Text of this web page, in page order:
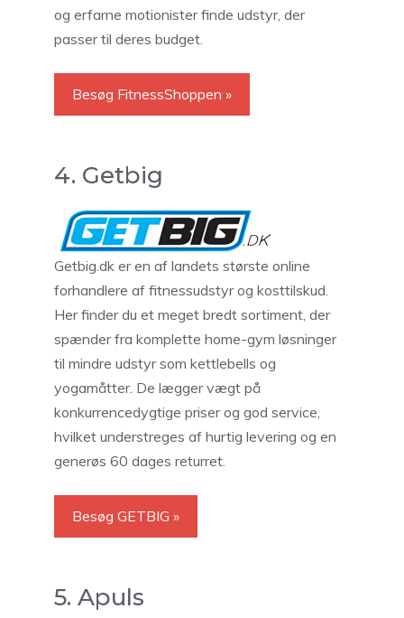
og erfarne motionister finde udstyr, der
passer til deres budget.
Besøg FitnessShoppen »
4. Getbig
Getbig.dk er en af landets største online
forhandlere af fitnessudstyr og kosttilskud.
Her finder du et meget bredt sortiment, der
spænder fra komplette home-gym løsninger
til mindre udstyr som kettlebells og
yogamåtter. De lægger vægt på
konkurrencedygtige priser og god service,
hvilket understreges af hurtig levering og en
generøs 60 dages returret.
Besøg GETBIG »
5. Apuls